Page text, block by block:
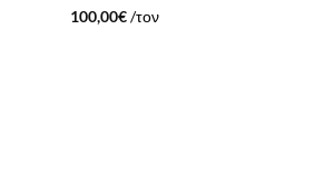
100,00€/τον